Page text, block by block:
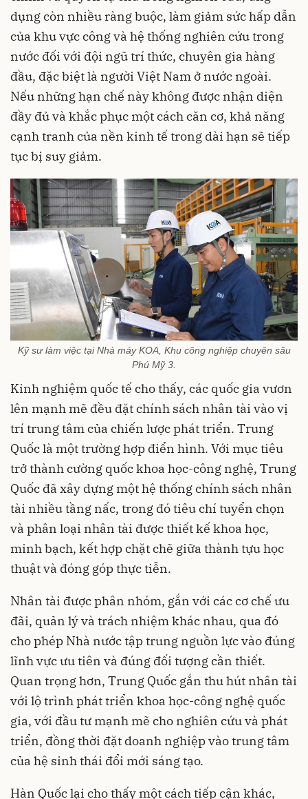
dụng còn nhiều ràng buộc, làm giảm sức hấp dẫn
của khu vực công và hệ thống nghiên cứu trong
nước đối với đội ngũ trí thức, chuyên gia hàng
đầu, đặc biệt là người Việt Nam ở nước ngoài.
Nếu những hạn chế này không được nhận diện
đầy đủ và khắc phục một cách căn cơ, khả năng
cạnh tranh của nền kinh tế trong dài hạn sẽ tiếp
tục bị suy giảm.
Kỹ sư làm việc tại Nhà máy KOA, Khu công nghiệp chuyên sâu
Phú Mỹ 3.
Kinh nghiệm quốc tế cho thấy, các quốc gia vươn
lên mạnh mẽ đều đặt chính sách nhân tài vào vị
trí trung tâm của chiến lược phát triển. Trung
Quốc là một trường hợp điển hình. Với mục tiêu
trở thành cường quốc khoa học-công nghệ, Trung
Quốc đã xây dựng một hệ thống chính sách nhân
tài nhiều tầng nấc, trong đó tiêu chí tuyển chọn
và phân loại nhân tài được thiết kế khoa học,
minh bạch, kết hợp chặt chẽ giữa thành tựu học
thuật và đóng góp thực tiễn.
Nhân tài được phân nhóm, gắn với các cơ chế ưu
đãi, quản lý và trách nhiệm khác nhau, qua đó
cho phép Nhà nước tập trung nguồn lực vào đúng
lĩnh vực ưu tiên và đúng đối tượng cần thiết.
Quan trọng hơn, Trung Quốc gắn thu hút nhân tài
với lộ trình phát triển khoa học-công nghệ quốc
gia, với đầu tư mạnh mẽ cho nghiên cứu và phát
triển, đồng thời đặt doanh nghiệp vào trung tâm
của hệ sinh thái đổi mới sáng tạo.
Hàn Quốc lại cho thấy một cách tiếp cận khác,